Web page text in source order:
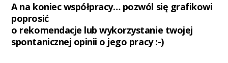
A na koniec współpracy… pozwól się grafikowi
poprosić
o rekomendacje lub wykorzystanie twojej
spontanicznej opinii o jego pracy :-)